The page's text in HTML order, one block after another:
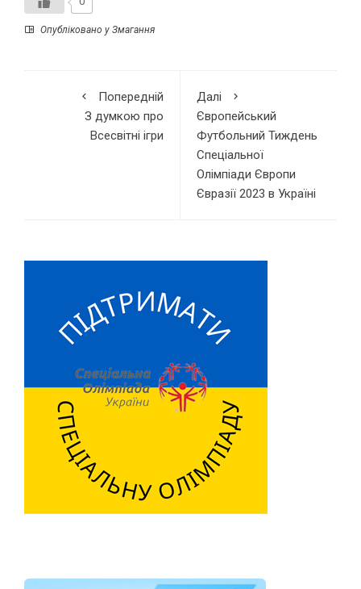
Опубліковано у Змагання
Попередній
З думкою про
Всесвітні ігри
Далі
Європейський
Футбольний Тиждень
Спеціальної
Олімпіади Європи
Євразії 2023 в Україні